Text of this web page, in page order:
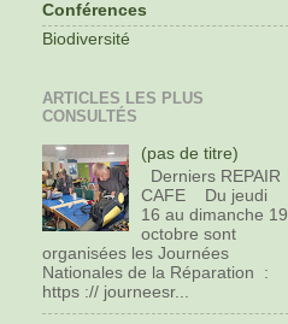
Conférences
Biodiversité
ARTICLES LES PLUS
CONSULTÉS
(pas de titre)
Derniers REPAIR
CAFE Du jeudi
16 au dimanche 19
octobre sont
organisées les Journées
Nationales de la Réparation :
https :// journeesr...